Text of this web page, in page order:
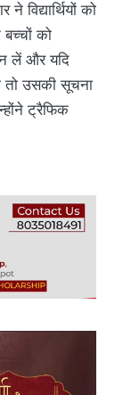
विद्यार्थियों को
को
लें और यदि
तो उसकी सूचना
ट्रैफिक